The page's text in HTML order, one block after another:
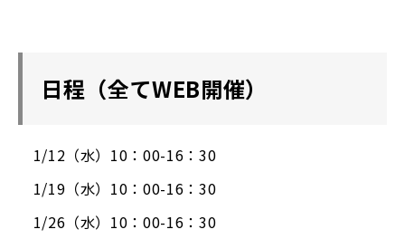
日程（全てWEB開催）
1/12（水）10：00-16：30
1/19（水）10：00-16：30
1/26（水）10：00-16：30